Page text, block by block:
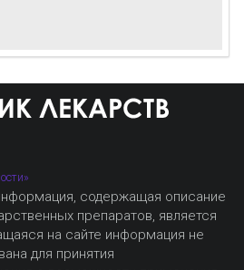
содержащая описание
препаратов, является
на сайте информация не
для принятия